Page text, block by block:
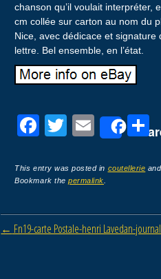
chanson qu’il voulait interpréter,
cm collée sur carton au nom du
Nice, avec dédicace et
lettre. Bel ensemble, en l’état.
F
c
e
b
o
T
tt
er
E
ail
This entry was posted in coutellerie
Bookmark thepermalink
Post navigation
← Fn19-carte Postale-henri Lavedan-